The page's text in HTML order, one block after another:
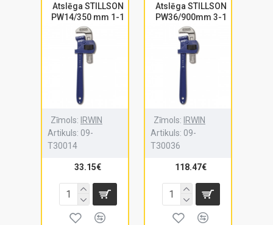
Atslēga STILLSON
PW14/350 mm 1-1
Zīmols: IRWIN
Artikuls: 09-
T30014
33.15€
Atslēga STILLSON
PW36/900mm 3-1
Zīmols: IRWIN
Artikuls: 09-
T30036
118.47€